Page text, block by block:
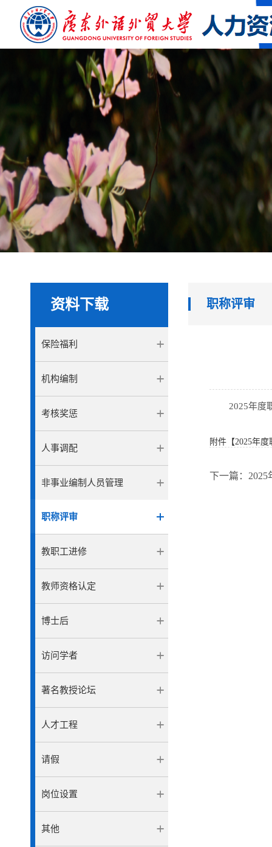
资料下载
保险福利
机构编制
考核奖惩
人事调配
非事业编制人员管理
职称评审
教职工进修
教师资格认定
博士后
访问学者
著名教授论坛
人才工程
请假
岗位设置
其他
职称评审
2025年度
附件【2025年度
下一篇：